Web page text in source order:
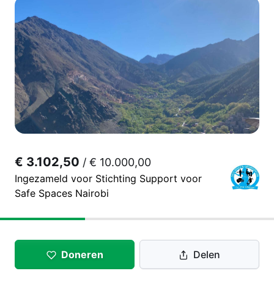
€ 3.102,50 / € 10.000,00
Ingezameld voor Stichting Support voor
Safe Spaces Nairobi
Doneren Delen